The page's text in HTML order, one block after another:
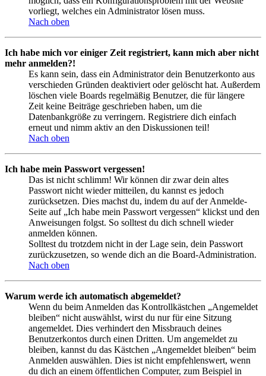
vorliegt, welches ein Administrator lösen muss.
Nach oben
Ich habe mich vor einiger Zeit registriert, kann mich aber nicht
mehr anmelden?!
Es kann sein, dass ein Administrator dein Benutzerkonto aus
verschieden Gründen deaktiviert oder gelöscht hat. Außerdem
löschen viele Boards regelmäßig Benutzer, die für längere
Zeit keine Beiträge geschrieben haben, um die
Datenbankgröße zu verringern. Registriere dich einfach
erneut und nimm aktiv an den Diskussionen teil!
Nach oben
Ich habe mein Passwort vergessen!
Das ist nicht schlimm! Wir können dir zwar dein altes
Passwort nicht wieder mitteilen, du kannst es jedoch
zurücksetzen. Dies machst du, indem du auf der Anmelde-
Seite auf „Ich habe mein Passwort vergessen“ klickst und den
Anweisungen folgst. So solltest du dich schnell wieder
anmelden können.
Solltest du trotzdem nicht in der Lage sein, dein Passwort
zurückzusetzen, so wende dich an die Board-Administration.
Nach oben
Warum werde ich automatisch abgemeldet?
Wenn du beim Anmelden das Kontrollkästchen „Angemeldet
bleiben“ nicht auswählst, wirst du nur für eine Sitzung
angemeldet. Dies verhindert den Missbrauch deines
Benutzerkontos durch einen Dritten. Um angemeldet zu
bleiben, kannst du das Kästchen „Angemeldet bleiben“ beim
Anmelden auswählen. Dies ist nicht empfehlenswert, wenn
du dich an einem öffentlichen Computer, zum Beispiel in